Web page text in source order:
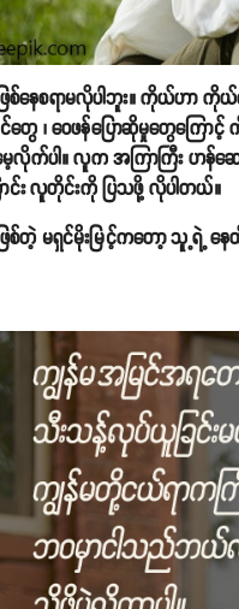
ေစရာမလိုပါဘူး။ ကိုယ်ဟာ ကိုယ်
တွေ ၊ ဝေဖန်ပြောဆိုမှုတွေကြေ
ေ့လိုက်ပါ။ လူက အကြာကြီး ဟ
င်း လူတိုင်းကို ပြသဖို့ လိုပါတယ်။
ြစ်တဲ့ မရှင်မိုးမြင့်ကတော့ သူ့ရဲ့ န